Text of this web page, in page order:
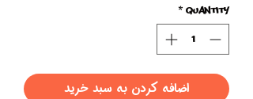
Quantity
*
اضافه کردن به سبد خرید